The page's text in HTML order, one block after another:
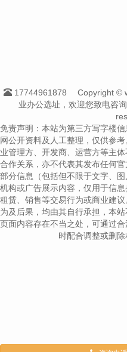
17744961878
Copyright ©
业办公选址，欢迎您致电咨
免责声明：本站为第三方写字楼
网公开资料及人工整理，仅供参
业管理方、开发商、运营方等主
合作关系，亦不代表其发布任何
部分信息（包括但不限于文字、
机构或广告展示内容，仅用于信
租赁、销售等交易行为或商业建
为及后果，均由其自行承担，本
页面内容存在不当之处，可通过
时配合调整或删除